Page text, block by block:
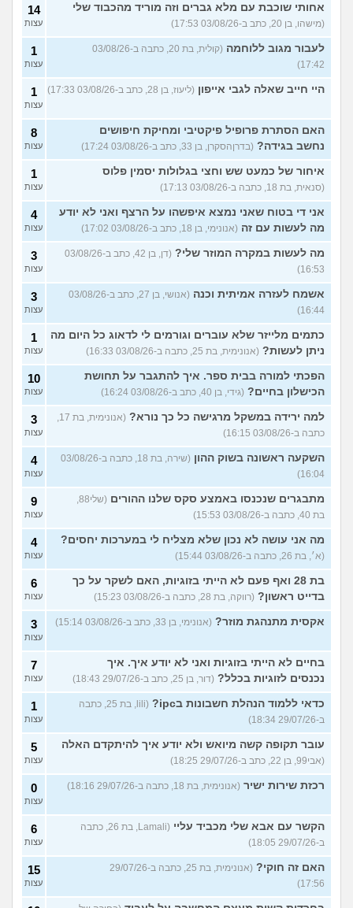
אחותי שוכבת עם מלא גברים וזה מוריד מהכבוד שלי
(מישהו, בן 20, כתב ב-03/08/26 17:53)
14
עצות
לעבור מגוב ללוחמה
(קולית, בת 20, כתבה ב-03/08/26
17:42)
1
עצות
היי חייב שאלה לגבי אייפון (ליעוז, בן 28, כתב ב-03/08/26 17:33) 1
עצות
האם הסתרת פרופיל פיקטיבי ומחיקת חיפושים
נחשב בגידה? (בדרןהסקרן, בן 33, כתב ב-03/08/26 17:24)
8
עצות
איחור של כמעט שש וחצי בגלולות יסמין פלוס
(סנאית, בת 18, כתבה ב-03/08/26 17:13)
1
עצות
אני די בטוח שאני נמצא איפשהו על הרצף ואני לא יודע
מה לעשות עם זה (אנונימי, בן 18, כתב ב-03/08/26 17:02)
4
עצות
מה לעשות במקרה המוזר שלי?
(דן, בן 42, כתב ב-03/08/26
16:53)
3
עצות
אשמח לעזרה אמיתית וכנה
(אנושי, בן 27, כתב ב-03/08/26
16:44)
3
עצות
כתמים מלייזר שלא עוברים וגורמים לי לדאוג כל היום מה
ניתן לעשות? (אנונימית, בת 25, כתבה ב-03/08/26 16:33)
1
עצות
הפכתי למורה בבית ספר. איך להתגבר על תחושת
הכישלון בחיים? (גידי, בן 40, כתב ב-03/08/26 16:24)
10
עצות
למה ירידה במשקל מרגישה כל כך נורא?
(אנונימית, בת 17,
כתבה ב-03/08/26 16:15)
3
עצות
השקעה ראשונה בשוק ההון
(שירה, בת 18, כתבה ב-03/08/26
16:04)
4
עצות
מתבגרים שנכנסו באמצע סקס שלנו ההורים
(שלי88,
בת 40, כתבה ב-03/08/26 15:53)
9
עצות
מה אני עושה לא נכון שלא מצליח לי במערכות יחסים?
(א׳, בת 26, כתבה ב-03/08/26 15:44)
4
עצות
בת 28 ואף פעם לא הייתי בזוגיות, האם לשקר על כך
בדייט ראשון? (רווקה, בת 28, כתבה ב-03/08/26 15:23)
6
עצות
אקסית מתנהגת מוזר? (אנונימי, בן 33, כתב ב-03/08/26 15:14) 3
עצות
בחיים לא הייתי בזוגיות ואני לא יודע איך. איך
נכנסים לזוגיות בכלל? (דור, בן 25, כתב ב-29/07/26 18:43)
7
עצות
כדאי ללמוד הנהלת חשבונות בipc?
(lili, בת 25, כתבה
ב-29/07/26 18:34)
1
עצות
עובר תקופה קשה מיואש ולא יודע איך להיתקדם האלה
(אבי99, בן 22, כתב ב-29/07/26 18:25)
5
עצות
רכזת שירות ישיר (אנונימית, בת 18, כתבה ב-29/07/26 18:16) 0
עצות
הקשר עם אבא שלי מכביד עליי
(Lamali, בת 26, כתבה
ב-29/07/26 18:05)
6
עצות
האם זה חוקי?
(אנונימית, בת 25, כתבה ב-29/07/26
17:56)
15
עצות